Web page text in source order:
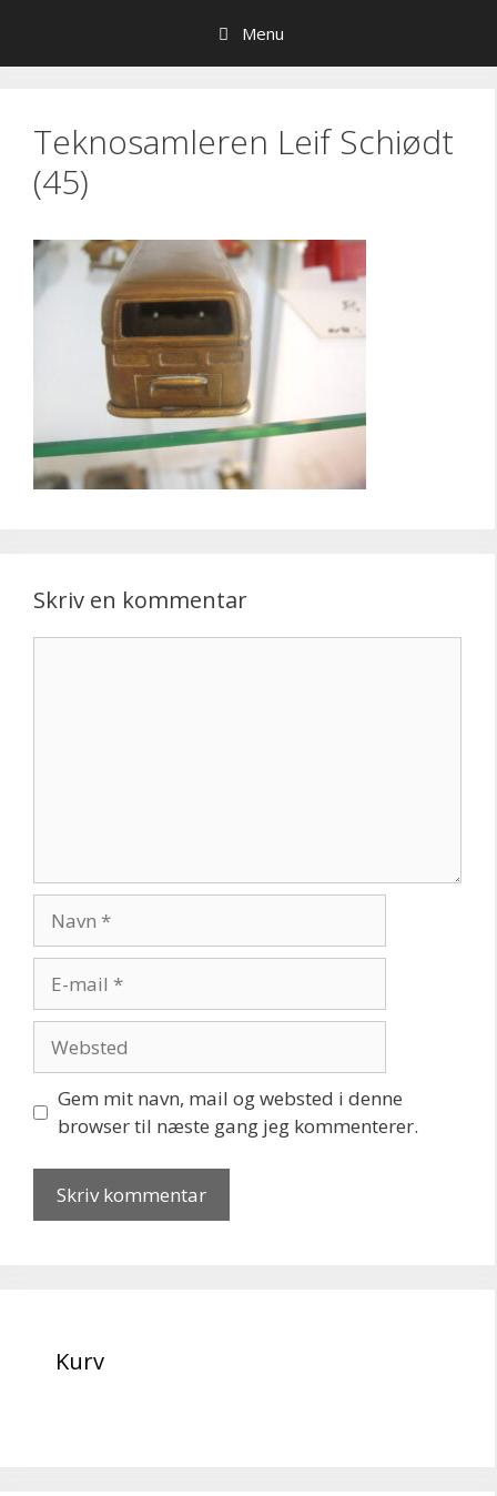
indhold
Menu
Teknosamleren Leif Schiødt
(45)
Skriv en kommentar
mail
Gem mit navn, mail og websted i denne
browser til næste gang jeg kommenterer.
Kurv